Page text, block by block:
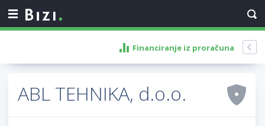
Financiranje iz proračuna
ABL TEHNIKA, d.o.o.